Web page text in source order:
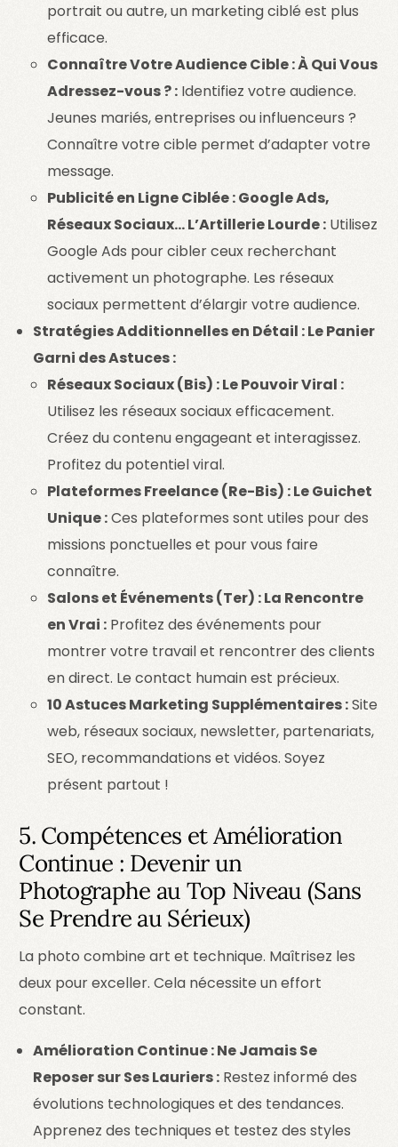
portrait ou autre, un marketing ciblé est plus
efficace.
Connaître Votre Audience Cible : À Qui Vous
Adressez-vous ? : Identifiez votre audience.
Jeunes mariés, entreprises ou influenceurs ?
Connaître votre cible permet d’adapter votre
message.
Publicité en Ligne Ciblée : Google Ads,
Réseaux Sociaux… L’Artillerie Lourde : Utilisez
Google Ads pour cibler ceux recherchant
activement un photographe. Les réseaux
sociaux permettent d’élargir votre audience.
Stratégies Additionnelles en Détail : Le Panier
Garni des Astuces :
Réseaux Sociaux (Bis) : Le Pouvoir Viral :
Utilisez les réseaux sociaux efficacement.
Créez du contenu engageant et interagissez.
Profitez du potentiel viral.
Plateformes Freelance (Re-Bis) : Le Guichet
Unique :Ces plateformes sont utiles pour des
missions ponctuelles et pour vous faire
connaître.
Salons et Événements (Ter) : La Rencontre
en Vrai : Profitez des événements pour
montrer votre travail et rencontrer des clients
en direct. Le contact humain est précieux.
10 Astuces Marketing Supplémentaires :Site
web, réseaux sociaux, newsletter, partenariats,
SEO, recommandations et vidéos. Soyez
présent partout !
5. Compétences et Amélioration
Continue : Devenir un
Photographe au Top Niveau (Sans
Se Prendre au Sérieux)
La photo combine art et technique. Maîtrisez les
deux pour exceller. Cela nécessite un effort
constant.
Amélioration Continue : Ne Jamais Se
Reposer sur Ses Lauriers : Restez informé des
évolutions technologiques et des tendances.
Apprenez des techniques et testez des styles